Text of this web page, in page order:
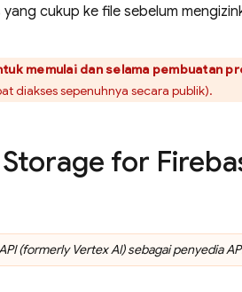
cukup ke file sebelum
memulai dan selama pembuatan
diakses sepenuhnya secara publik).
for
(formerly Vertex AI)sebagai penyedia